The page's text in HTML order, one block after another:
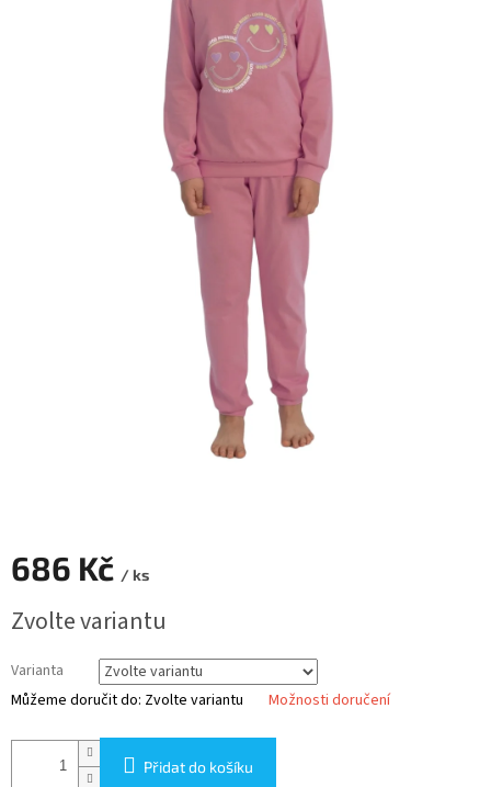
686 Kč / ks
cena:
Zvolte variantu
Varianta
Můžeme doručit do: Zvolte variantu Možnosti doručení
Přidat do košíku